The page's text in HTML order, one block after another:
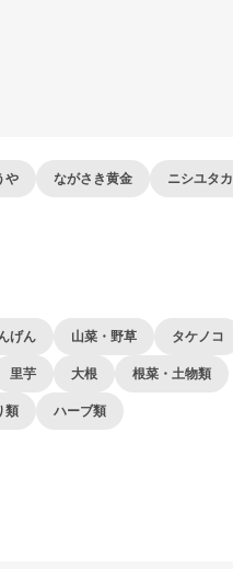
や ながさき黄金 ニシユタカ
げん 山菜・野草 タケノコ
里芋 大根 根菜・土物類
類 ハーブ類